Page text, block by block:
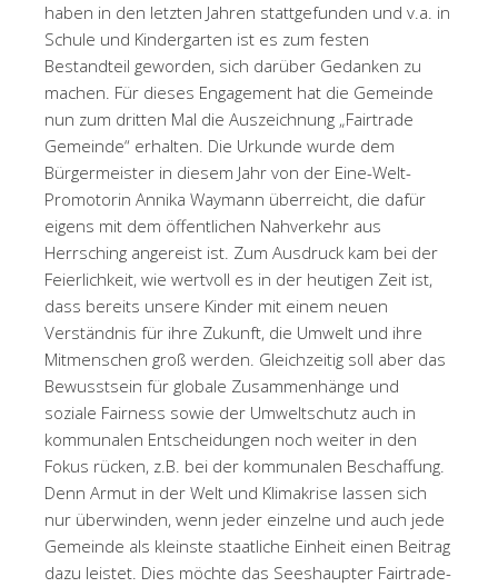
haben in den letzten Jahren stattgefunden und v.a. in
Schule und Kindergarten ist es zum festen
Bestandteil geworden, sich darüber Gedanken zu
machen. Für dieses Engagement hat die Gemeinde
nun zum dritten Mal die Auszeichnung „Fairtrade
Gemeinde“ erhalten. Die Urkunde wurde dem
Bürgermeister in diesem Jahr von der Eine-Welt-
Promotorin Annika Waymann überreicht, die dafür
eigens mit dem öffentlichen Nahverkehr aus
Herrsching angereist ist. Zum Ausdruck kam bei der
Feierlichkeit, wie wertvoll es in der heutigen Zeit ist,
dass bereits unsere Kinder mit einem neuen
Verständnis für ihre Zukunft, die Umwelt und ihre
Mitmenschen groß werden. Gleichzeitig soll aber das
Bewusstsein für globale Zusammenhänge und
soziale Fairness sowie der Umweltschutz auch in
kommunalen Entscheidungen noch weiter in den
Fokus rücken, z.B. bei der kommunalen Beschaffung.
Denn Armut in der Welt und Klimakrise lassen sich
nur überwinden, wenn jeder einzelne und auch jede
Gemeinde als kleinste staatliche Einheit einen Beitrag
dazu leistet. Dies möchte das Seeshaupter Fairtrade-